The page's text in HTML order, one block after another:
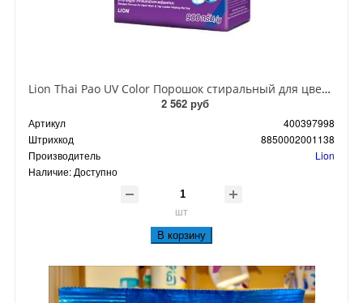
Lion Thai Pao UV Color Порошок стиральный для цветного белья мягкая упаковка 900 гр
2 562 руб
Артикул
400397998
Штрихкод
8850002001138
Производитель
Lion
Наличие: Доступно
шт
В корзину